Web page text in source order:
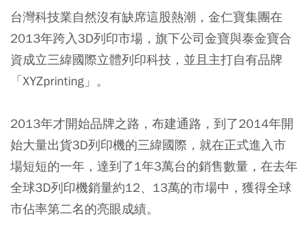
台灣科技業自然沒有缺席這股熱潮，金仁寶集團在
2013年跨入3D列印市場，旗下公司金寶與泰金寶合
資成立三緯國際立體列印科技，並且主打自有品牌
「XYZprinting」。
2013年才開始品牌之路，布建通路，到了2014年開
始大量出貨3D列印機的三緯國際，就在正式進入市
場短短的一年，達到了1年3萬台的銷售數量，在去年
全球3D列印機銷量約12、13萬的市場中，獲得全球
市佔率第二名的亮眼成績。